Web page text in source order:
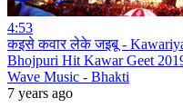
4:53
कइसे कवार लेके जइबू -
Bhojpuri Hit Kawar Geet
Wave Music - Bhakti
7 years ago